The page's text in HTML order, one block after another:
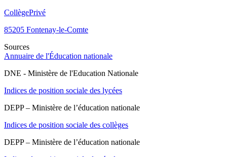
CollègePrivé
85205 Fontenay-le-Comte
Sources
Annuaire de l'Éducation nationale
DNE - Ministère de l'Education Nationale
Indices de position sociale des lycées
DEPP – Ministère de l’éducation nationale
Indices de position sociale des collèges
DEPP – Ministère de l’éducation nationale